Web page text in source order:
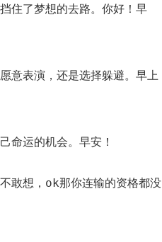
住了梦想的去路。你好！早
意表演，还是选择躲避。早上
命运的机会。早安！
敢想，ok那你连输的资格都没